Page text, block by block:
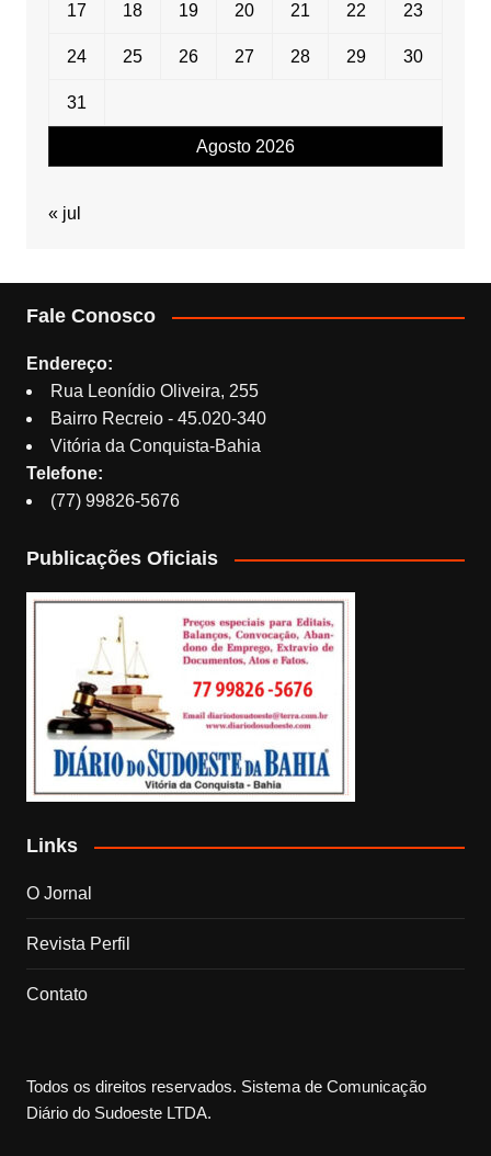
Agosto 2026
17 18 19 20 21 22 23
24 25 26 27 28 29 30
31
« jul
Fale Conosco
Endereço:
Rua Leonídio Oliveira, 255
Bairro Recreio - 45.020-340
Vitória da Conquista-Bahia
Telefone:
(77) 99826-5676
Publicações Oficiais
Links
O Jornal
Revista Perfil
Contato
Todos os direitos reservados. Sistema de Comunicação
Diário do Sudoeste LTDA.